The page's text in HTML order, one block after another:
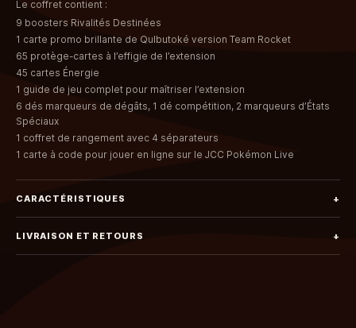
Le coffret contient :
9 boosters Rivalités Destinées
1 carte promo brillante de Qulbutoké version Team Rocket
65 protège-cartes à l’effigie de l’extension
45 cartes Énergie
1 guide de jeu complet pour maîtriser l’extension
6 dés marqueurs de dégâts, 1 dé compétition, 2 marqueurs d’États
Spéciaux
1 coffret de rangement avec 4 séparateurs
1 carte à code pour jouer en ligne sur le JCC Pokémon Live
CARACTÉRISTIQUES +
LIVRAISON ET RETOURS +